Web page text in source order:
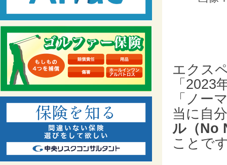
エクス
「
「ノー
当に自
ル（No
ことで